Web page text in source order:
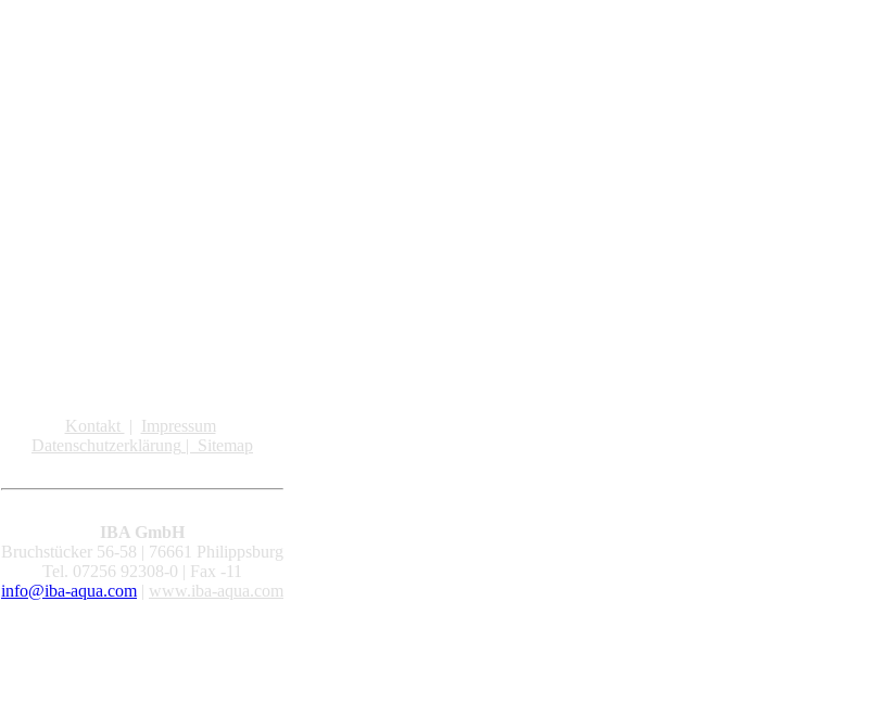
Kontakt |
Impressum
Datenschutzerklärung | Sitemap
IBA GmbH
Bruchstücker 56-58 | 76661 Philippsburg
Tel. 07256 92308-0 | Fax -11
info@iba-aqua.com | www.iba-aqua.com